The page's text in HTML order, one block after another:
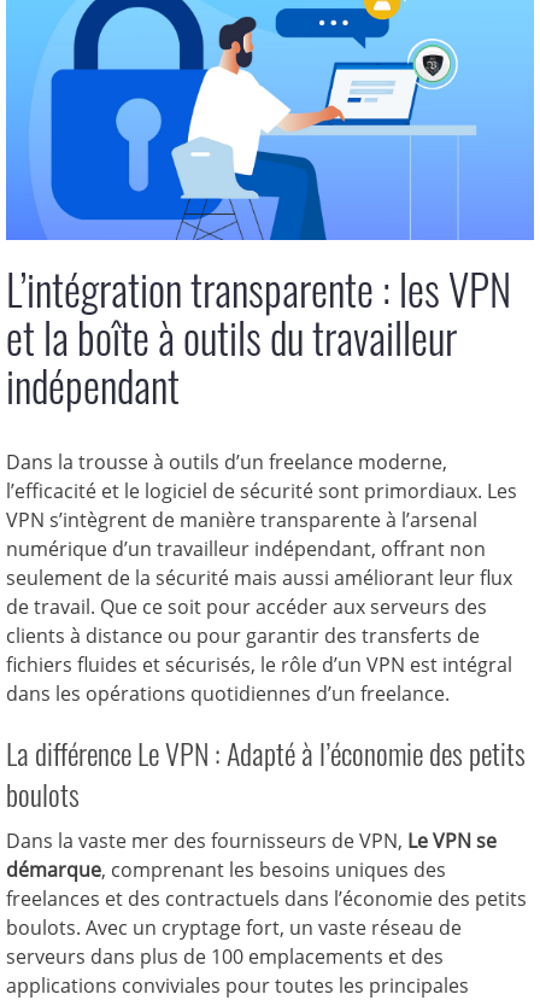
L’intégration transparente : les VPN
et la boîte à outils du travailleur
indépendant
Dans la trousse à outils d’un freelance moderne,
l’efficacité et le logiciel de sécurité sont primordiaux. Les
VPN s’intègrent de manière transparente à l’arsenal
numérique d’un travailleur indépendant, offrant non
seulement de la sécurité mais aussi améliorant leur flux
de travail. Que ce soit pour accéder aux serveurs des
clients à distance ou pour garantir des transferts de
fichiers fluides et sécurisés, le rôle d’un VPN est intégral
dans les opérations quotidiennes d’un freelance.
La différence Le VPN : Adapté à l’économie des petits
boulots
Dans la vaste mer des fournisseurs de VPN, Le VPN se
démarque, comprenant les besoins uniques des
freelances et des contractuels dans l’économie des petits
boulots. Avec un cryptage fort, un vaste réseau de
serveurs dans plus de 100 emplacements et des
applications conviviales pour toutes les principales